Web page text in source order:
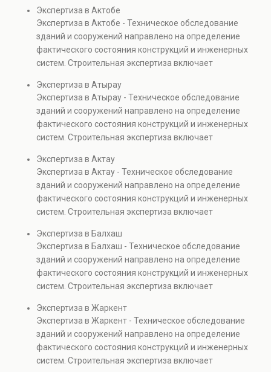
элементов и оценку эксплуатационной безопасности.
Услуга востребована при покупке недвижимости,
капитальном ремонте и реконструкции объектов, а
также при судебных разбирательствах и технических
проверках.
Экспертиза в Актобе
Экспертиза в Актобе - Техническое обследование
зданий и сооружений направлено на определение
фактического состояния конструкций и инженерных
систем. Строительная экспертиза включает
элементов и оценку эксплуатационной безопасности.
Услуга востребована при покупке недвижимости,
капитальном ремонте и реконструкции объектов, а
также при судебных разбирательствах и технических
проверках.
Экспертиза в Атырау
Экспертиза в Атырау - Техническое обследование
зданий и сооружений направлено на определение
фактического состояния конструкций и инженерных
систем. Строительная экспертиза включает
элементов и оценку эксплуатационной безопасности.
Услуга востребована при покупке недвижимости,
капитальном ремонте и реконструкции объектов, а
также при судебных разбирательствах и технических
проверках.
Экспертиза в Актау
Экспертиза в Актау - Техническое обследование
зданий и сооружений направлено на определение
фактического состояния конструкций и инженерных
систем. Строительная экспертиза включает
элементов и оценку эксплуатационной безопасности.
Услуга востребована при покупке недвижимости,
капитальном ремонте и реконструкции объектов, а
также при судебных разбирательствах и технических
проверках.
Экспертиза в Балхаш
Экспертиза в Балхаш - Техническое обследование
зданий и сооружений направлено на определение
фактического состояния конструкций и инженерных
систем. Строительная экспертиза включает
элементов и оценку эксплуатационной безопасности.
Услуга востребована при покупке недвижимости,
капитальном ремонте и реконструкции объектов, а
также при судебных разбирательствах и технических
проверках.
Экспертиза в Жаркент
Экспертиза в Жаркент - Техническое обследование
зданий и сооружений направлено на определение
фактического состояния конструкций и инженерных
систем. Строительная экспертиза включает